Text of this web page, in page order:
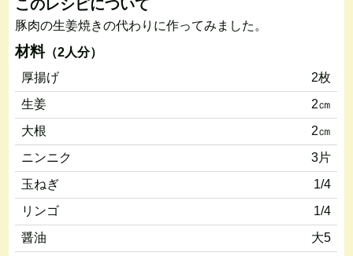
このレシピについて
豚肉の生姜焼きの代わりに作ってみました。
材料（2人分）
厚揚げ
2枚
生姜
2㎝
大根
2㎝
ニンニク
3片
玉ねぎ
1/4
リンゴ
1/4
醤油
大5